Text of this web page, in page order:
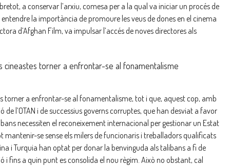
a conservar l’arxiu, comesa per a la qual va iniciar un procés de
la importància de promoure les veus de dones en el cinema
d’Afghan Film, va impulsar l’accés de noves directores als
cineastes torner a enfrontar-se al fonamentalisme
torner a enfrontar-se al fonamentalisme, tot i que, aquest cop, amb
l’OTAN i de successius governs corruptes, que han desviat a favor
necessiten el reconeixement internacional per gestionar un Estat
se sense els milers de funcionaris i treballadors qualificats
i Turquia han optat per donar la benvinguda als talibans a fi de
i fins a quin punt es consolida el nou règim. Això no obstant, cal